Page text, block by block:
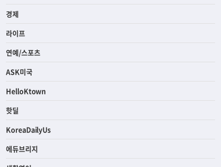
경제
라이프
연예/스포츠
ASK미국
HelloKtown
핫딜
KoreaDailyUs
에듀브리지